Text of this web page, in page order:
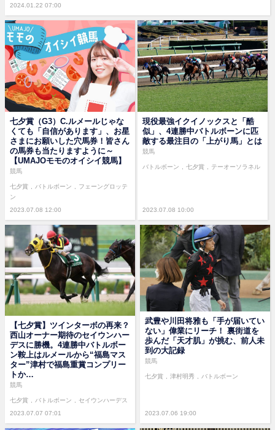
2024.01.22 07:00
七夕賞（G3）C.ルメールじゃな
くても「自信があります」、お星
さまにお願いした穴馬券！皆さん
の馬券も当たりますように～
【UMAJOモモのオイシイ競馬】
2023.07.08 12:00
競馬
七夕賞 バトルボーン
フェーングロッテ
ン
現役最強イクイノックスと「酷
似」、4連勝中バトルボーンに匹
敵する最注目の「上がり馬」とは
2023.07.08 10:00
競馬
バトルボーン 七夕賞 テーオーソラネル
【七夕賞】ツインターボの再来？
西山オーナー期待のセイウンハー
デスに勝機。4連勝中バトルボー
ン鞍上はルメールから“福島マス
ター”津村で福島重賞コンプリー
トか…
2023.07.07 07:01
競馬
七夕賞 バトルボーン セイウンハーデス
武豊や川田将雅も「手が届いてい
ない」偉業にリーチ！ 裏街道を
歩んだ「天才肌」が挑む、前人未
到の大記録
2023.07.06 19:00
競馬
七夕賞 津村明秀 バトルボーン